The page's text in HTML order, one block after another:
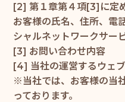
[2] 第１章第４項[3]に定
お客様の氏名、住所、電
シャルネットワークサー
[3] お問い合わせ内容
[4] 当社の運営するウェ
※当社では、お客様の当
っております。